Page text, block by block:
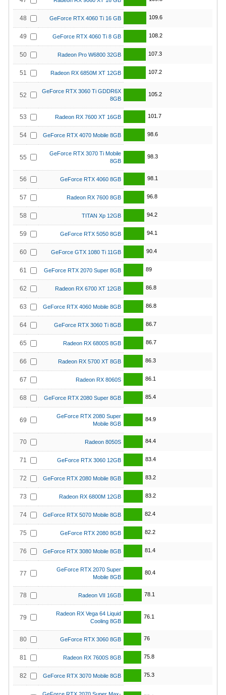
48 GeForce RTX 4060 Ti 16 GB 109.6
49 GeForce RTX 4060 Ti 8 GB 108.2
50 Radeon Pro W6800 32GB 107.3
51 Radeon RX 6850M XT 12GB 107.2
52
GeForce RTX 3060 Ti GDDR6X
8GB
105.2
53 Radeon RX 7600 XT 16GB 101.7
54 GeForce RTX 4070 Mobile 8GB 98.6
55
GeForce RTX 3070 Ti Mobile
8GB
98.3
56 GeForce RTX 4060 8GB 98.1
57 Radeon RX 7600 8GB 96.8
58 TITAN Xp 12GB 94.2
59 GeForce RTX 5050 8GB 94.1
60 GeForce GTX 1080 Ti 11GB 90.4
61 GeForce RTX 2070 Super 8GB 89
62 Radeon RX 6700 XT 12GB 86.8
63 GeForce RTX 4060 Mobile 8GB 86.8
64 GeForce RTX 3060 Ti 8GB 86.7
65 Radeon RX 6800S 8GB 86.7
66 Radeon RX 5700 XT 8GB 86.3
67 Radeon RX 8060S 86.1
68 GeForce RTX 2080 Super 8GB 85.4
69
GeForce RTX 2080 Super
Mobile 8GB
84.9
70 Radeon 8050S 84.4
71 GeForce RTX 3060 12GB 83.4
72 GeForce RTX 2080 Mobile 8GB 83.2
73 Radeon RX 6800M 12GB 83.2
74 GeForce RTX 5070 Mobile 8GB 82.4
75 GeForce RTX 2080 8GB 82.2
76 GeForce RTX 3080 Mobile 8GB 81.4
77
GeForce RTX 2070 Super
Mobile 8GB
80.4
78 Radeon VII 16GB 78.1
79
Radeon RX Vega 64 Liquid
Cooling 8GB
76.1
80 GeForce RTX 3060 8GB 76
81 Radeon RX 7600S 8GB 75.8
82 GeForce RTX 3070 Mobile 8GB 75.3